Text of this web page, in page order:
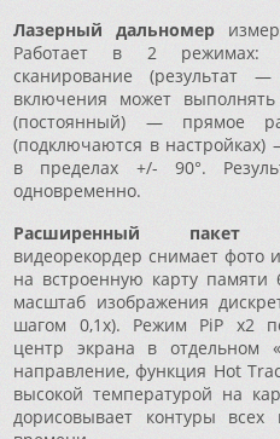
Лазерный дальномер
Работает в 2 режимах:
сканирование
включения может
(постоянный) — прямое
(подключаются в
в пределах +/- 90°.
одновременно.
Расширенный пакет
видеорекордер снимает фото
на встроенную карту
масштаб изображения
шагом 0,1x). Режим PiP x2
центр экрана в отдельном
направление, функция Hot
высокой температурой на
дорисовывает контуры